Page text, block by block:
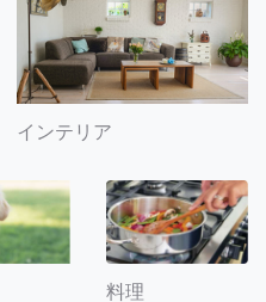
インテリア
料理